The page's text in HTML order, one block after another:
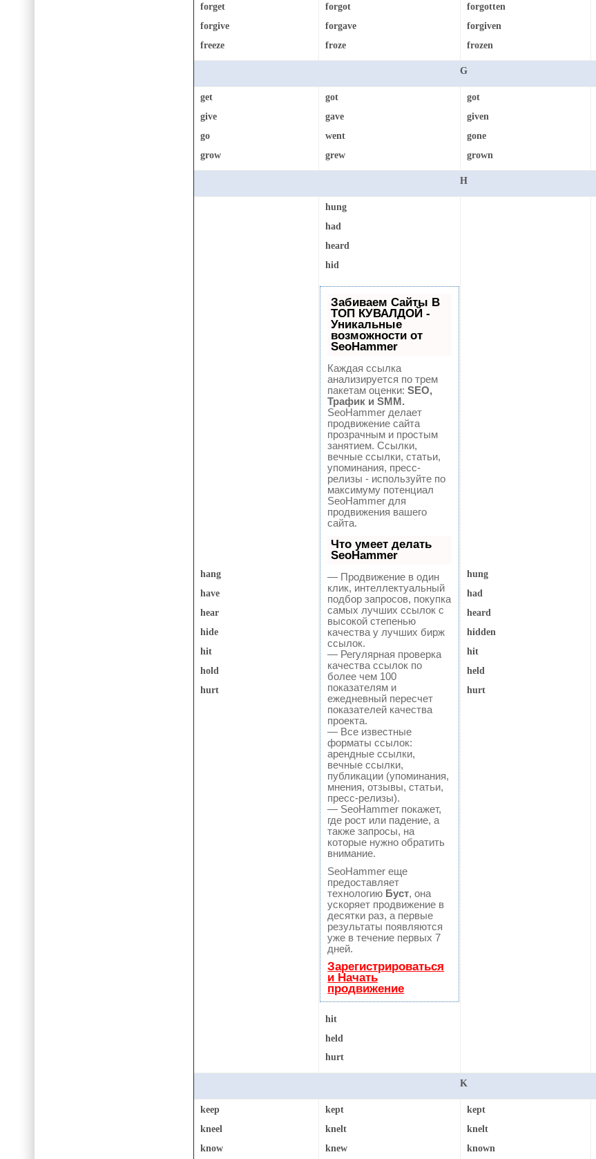
forget
forgive
freeze
forgot
forgave
froze
forgotten
forgiven
frozen
G
get
give
go
grow
got
gave
went
grew
got
given
gone
grown
H
hang
have
hear
hide
hit
hold
hurt
hung
had
heard
hid
Забиваем Сайты В
ТОП КУВАЛДОЙ -
Уникальные
возможности от
SeoHammer
Каждая ссылка
анализируется по трем
пакетам оценки:SEO,
Трафик и SMM.
SeoHammer делает
продвижение сайта
прозрачным и простым
занятием. Ссылки,
вечные ссылки, статьи,
упоминания, пресс-
релизы - используйте по
максимуму потенциал
SeoHammer для
продвижения вашего
сайта.
Что умеет делать
SeoHammer
— Продвижение в один
клик, интеллектуальный
подбор запросов, покупка
самых лучших ссылок с
высокой степенью
качества у лучших бирж
ссылок.
— Регулярная проверка
качества ссылок по
более чем 100
показателям и
ежедневный пересчет
показателей качества
проекта.
— Все известные
форматы ссылок:
арендные ссылки,
вечные ссылки,
публикации (упоминания,
мнения, отзывы, статьи,
пресс-релизы).
— SeoHammer покажет,
где рост или падение, а
также запросы, на
которые нужно обратить
внимание.
SeoHammer еще
предоставляет
технологию Буст, она
ускоряет продвижение в
десятки раз, а первые
результаты появляются
уже в течение первых 7
дней.
Зарегистрироваться
и Начать
продвижение
hit
held
hurt
hung
had
heard
hidden
hit
held
hurt
K
keep
kneel
know
kept
knelt
knew
kept
knelt
known